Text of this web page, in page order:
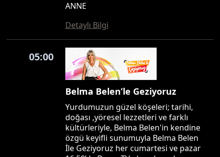
ANNE
Detaylı Bilgi
05:00
Belma Belen’le Geziyoruz
Yurdumuzun güzel köşeleri; tarihi,
doğası ,yöresel lezzetleri ve farklı
kültürleriyle, Belma Belen'in kendine
özgü keyifli sunumuyla Belma Belen
İle Geziyoruz her cumartesi ve pazar